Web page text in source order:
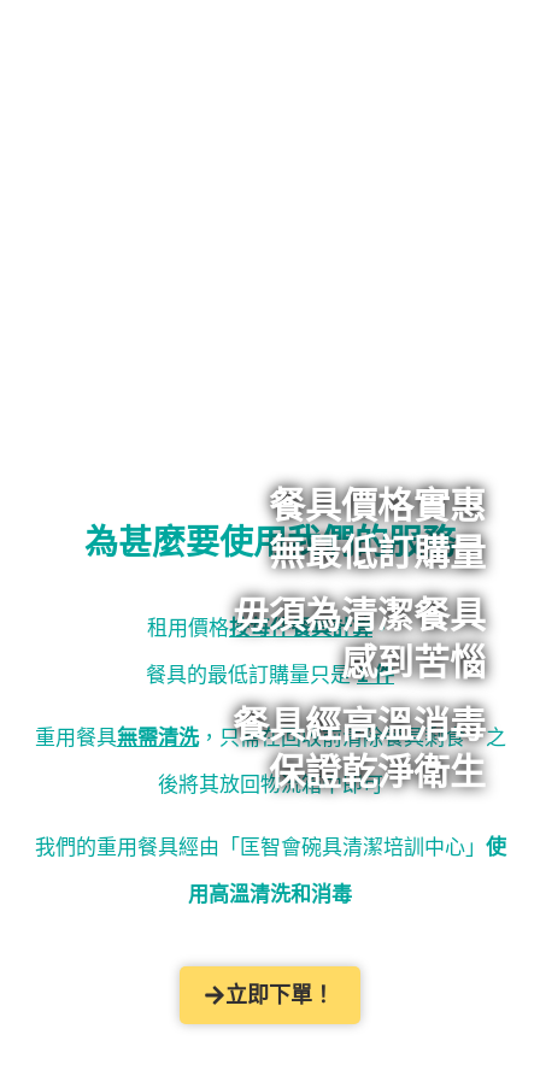
為甚麼要使用我們的服務
餐具價格實惠
無最低訂購量
租用價格按每件餐具計算，
餐具的最低訂購量只是1 件
毋須為清潔餐具
感到苦惱
重用 餐具無需清洗，只需在回收前清除餐具剩食，之
後將其放回物流箱中即可
餐具經高溫消毒
保證乾淨衛生
我們的重用餐具經由「匡智會碗具清潔培訓中心」 使
用高溫清洗和消毒
立即下單！